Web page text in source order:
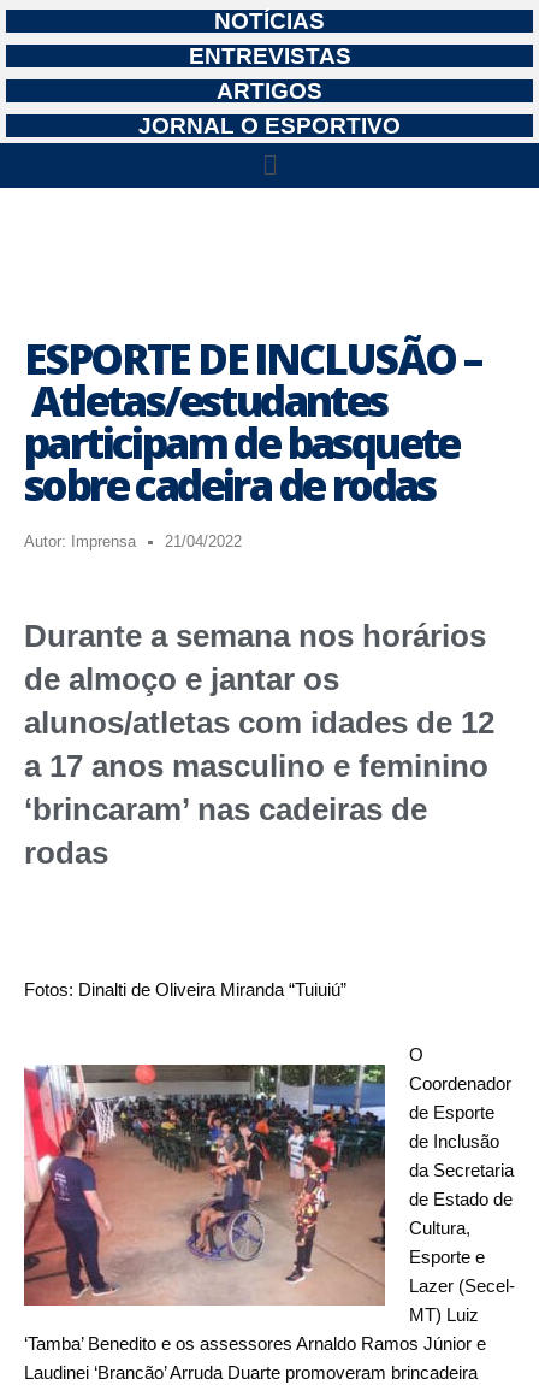
NOTÍCIAS
ENTREVISTAS
ARTIGOS
JORNAL O ESPORTIVO
ESPORTE DE INCLUSÃO –
Atletas/estudantes
participam de basquete
sobre cadeira de rodas
Autor: Imprensa 21/04/2022
Durante a semana nos horários
de almoço e jantar os
alunos/atletas com idades de 12
a 17 anos masculino e feminino
‘brincaram’ nas cadeiras de
rodas
Fotos: Dinalti de Oliveira Miranda “Tuiuiú”
O
Coordenador
de Esporte
de Inclusão
da Secretaria
de Estado de
Cultura,
Esporte e
Lazer (Secel-
MT) Luiz
‘Tamba’ Benedito e os assessores Arnaldo Ramos Júnior e
Laudinei ‘Brancão’ Arruda Duarte promoveram brincadeira